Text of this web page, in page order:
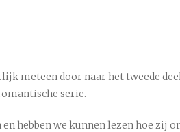
meteen door naar het tweede
serie.
hebben we kunnen lezen hoe zij